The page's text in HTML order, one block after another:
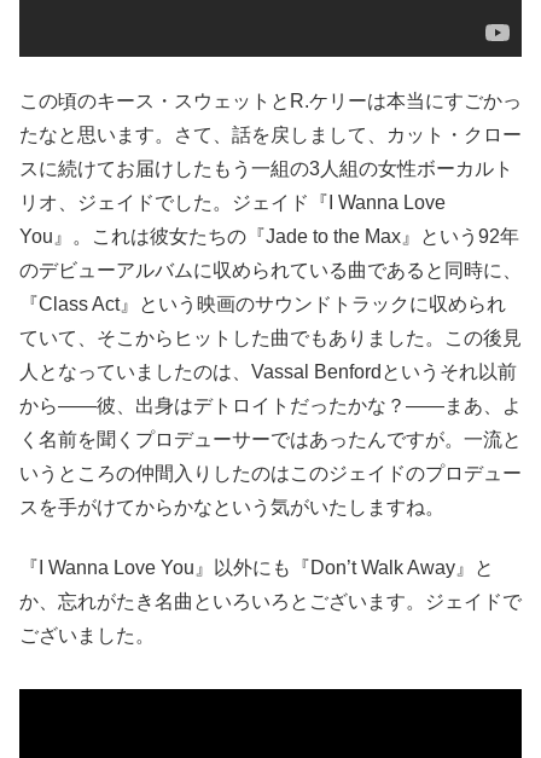
この頃のキース・スウェットとR.ケリーは本当にすごかっ
たなと思います。さて、話を戻しまして、カット・クロー
スに続けてお届けしたもう一組の3人組の女性ボーカルト
リオ、ジェイドでした。ジェイド『I Wanna Love
You』。これは彼女たちの『Jade to the Max』という92年
のデビューアルバムに収められている曲であると同時に、
『Class Act』という映画のサウンドトラックに収められ
ていて、そこからヒットした曲でもありました。この後見
人となっていましたのは、Vassal Benfordというそれ以前
から――彼、出身はデトロイトだったかな？――まあ、よ
く名前を聞くプロデューサーではあったんですが。一流と
いうところの仲間入りしたのはこのジェイドのプロデュー
スを手がけてからかなという気がいたしますね。
『I Wanna Love You』以外にも『Don’t Walk Away』と
か、忘れがたき名曲といろいろとございます。ジェイドで
ございました。